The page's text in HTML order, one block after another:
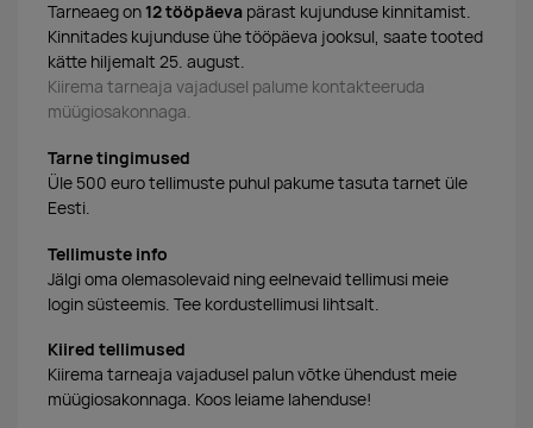
Tarneaeg on 12 tööpäeva pärast kujunduse kinnitamist.
Kinnitades kujunduse ühe tööpäeva jooksul, saate tooted
kätte hiljemalt 25. august.
Kiirema tarneaja vajadusel palume kontakteeruda
müügiosakonnaga.
Tarne tingimused
Üle 500 euro tellimuste puhul pakume tasuta tarnet üle
Eesti.
Tellimuste info
Jälgi oma olemasolevaid ning eelnevaid tellimusi meie
login süsteemis. Tee kordustellimusi lihtsalt.
Kiired tellimused
Kiirema tarneaja vajadusel palun võtke ühendust meie
müügiosakonnaga. Koos leiame lahenduse!